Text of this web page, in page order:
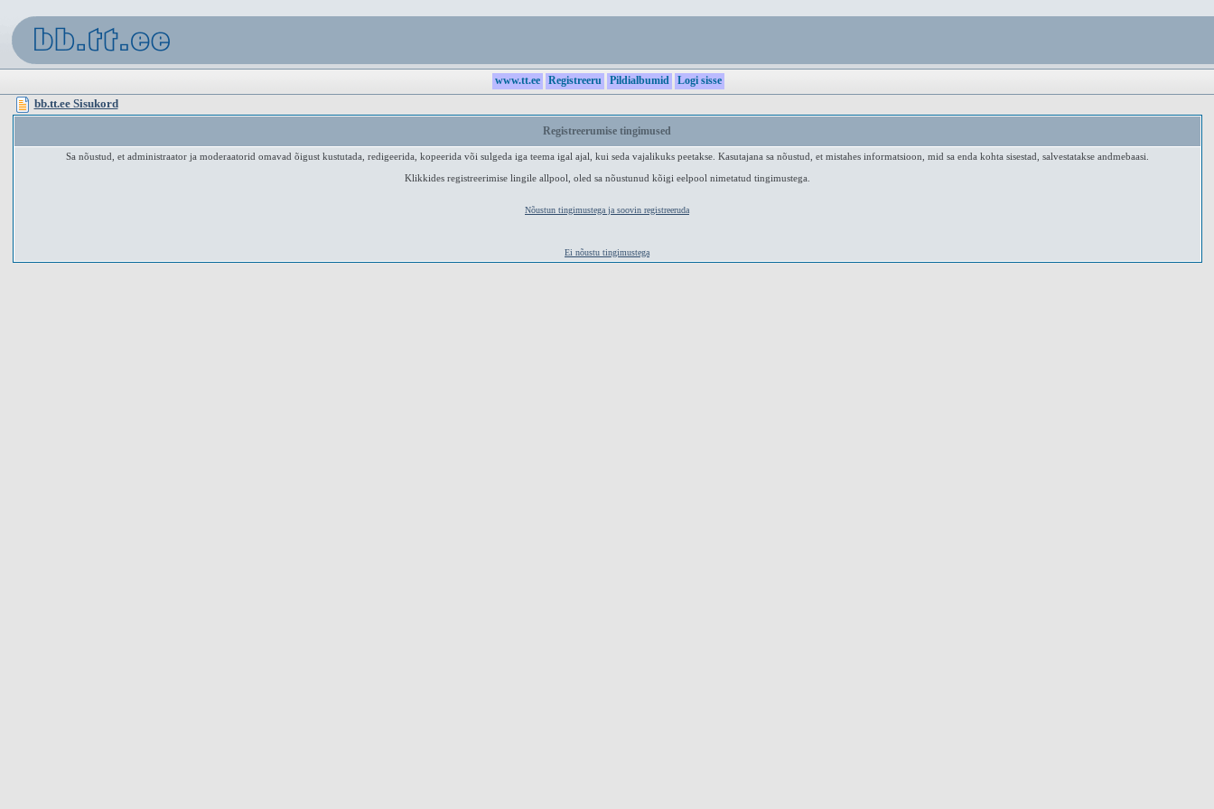
www.tt.ee Registreeru Pildialbumid Logi sisse
bb.tt.ee Sisukord
Registreerumise tingimused
Sa nõustud, et administraator ja moderaatorid omavad õigust kustutada, redigeerida, kopeerida või sulgeda iga teema igal ajal, kui seda vajalikuks peetakse. Kasutajana sa nõustud, et mistahes informatsioon, mid sa enda kohta sisestad, salvestatakse andmebaasi.
Klikkides registreerimise lingile allpool, oled sa nõustunud kõigi eelpool nimetatud tingimustega.
Nõustun tingimustega ja soovin registreeruda
Ei nõustu tingimustega